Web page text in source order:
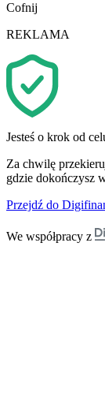
Cofnij
REKLAMA
Jesteś o krok od
Za chwilę
gdzie dokończysz
Przejdź do
We współpracy z